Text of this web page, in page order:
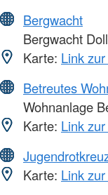
Bergwacht
Bergwacht
Karte: Link
Betreutes
Wohnanlage
Karte: Link
Karte: Link